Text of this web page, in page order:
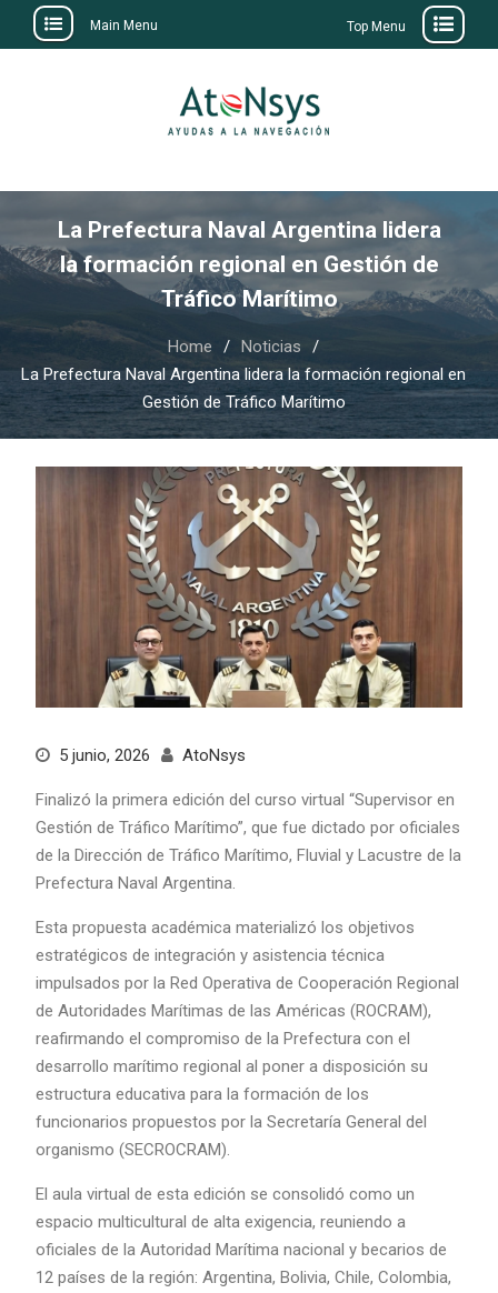
Main Menu Top Menu
La Prefectura Naval Argentina lidera
la formación regional en Gestión de
Tráfico Marítimo
Home
Noticias
La Prefectura Naval Argentina lidera la formación regional en
Gestión de Tráfico Marítimo
5 junio, 2026 AtoNsys
Finalizó la primera edición del curso virtual “Supervisor en
Gestión de Tráfico Marítimo”, que fue dictado por oficiales
de la Dirección de Tráfico Marítimo, Fluvial y Lacustre de la
Prefectura Naval Argentina.
Esta propuesta académica materializó los objetivos
estratégicos de integración y asistencia técnica
impulsados por la Red Operativa de Cooperación Regional
de Autoridades Marítimas de las Américas (ROCRAM),
reafirmando el compromiso de la Prefectura con el
desarrollo marítimo regional al poner a disposición su
estructura educativa para la formación de los
funcionarios propuestos por la Secretaría General del
organismo (SECROCRAM).
El aula virtual de esta edición se consolidó como un
espacio multicultural de alta exigencia, reuniendo a
oficiales de la Autoridad Marítima nacional y becarios de
12 países de la región: Argentina, Bolivia, Chile, Colombia,